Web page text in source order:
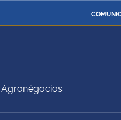
Ministério da Defesa